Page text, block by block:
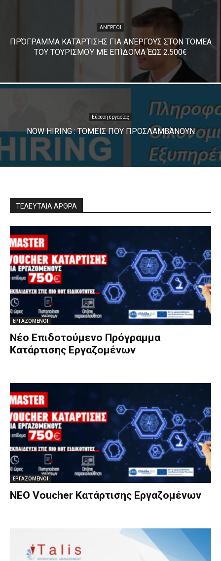
ΑΝΕΡΓΟΙ
ΠΡΌΓΡΑΜΜΑ ΚΑΤΆΡΤΙΣΗΣ ΓΙΑ ΑΝΈΡΓΟΥΣ ΣΤΟΝ ΤΟΜΈΑ
ΤΟΥ ΤΟΥΡΙΣΜΟΎ ΜΕ ΕΠΊΔΟΜΑ ΈΩΣ 2.500€
Εύρεση εργασίας
NOW HIRING : ΤΟΜΕΊΣ ΠΟΥ ΠΡΟΣΛΑΜΒΆΝΟΥΝ
ΤΕΛΕΥΤΑΙΑ ΑΡΘΡΑ
ΕΡΓΑΖΟΜΕΝΟΙ
Νέο Επιδοτούμενο Πρόγραμμα
Κατάρτισης Εργαζομένων
ΕΡΓΑΖΟΜΕΝΟΙ
ΝΕΟ Voucher Κατάρτισης Εργαζομένων